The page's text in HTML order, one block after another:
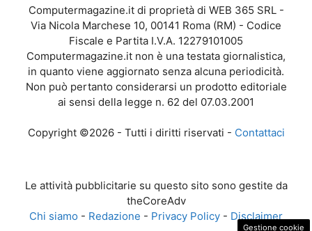
Computermagazine.it di proprietà di WEB 365 SRL -
Via Nicola Marchese 10, 00141 Roma (RM) - Codice
Fiscale e Partita I.V.A. 12279101005
Computermagazine.it non è una testata giornalistica,
in quanto viene aggiornato senza alcuna periodicità.
Non può pertanto considerarsi un prodotto editoriale
ai sensi della legge n. 62 del 07.03.2001
Copyright ©2026 - Tutti i diritti riservati - Contattaci
Le attività pubblicitarie su questo sito sono gestite da
theCoreAdv
Chi siamo - Redazione - Privacy Policy - Disclaimer
Gestione cookie